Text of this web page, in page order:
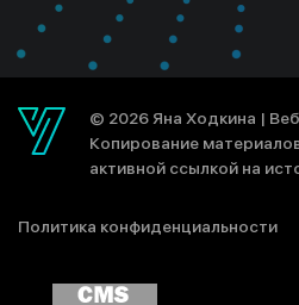
© 2026 Яна Ходкина |
Копирование
активной ссылкой на
Политика конфиденциальности